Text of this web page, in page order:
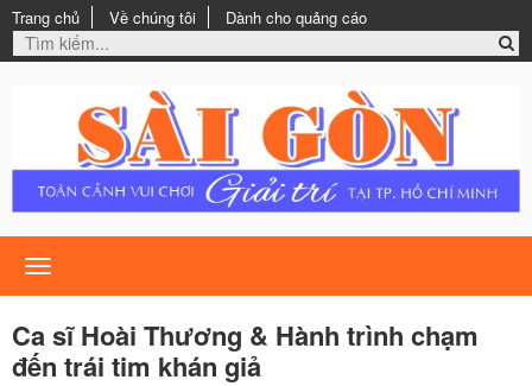
Trang chủ Về chúng tôi Dành cho quảng cáo
Toggle
navigation
Ca sĩ Hoài Thương & Hành trình chạm
đến trái tim khán giả